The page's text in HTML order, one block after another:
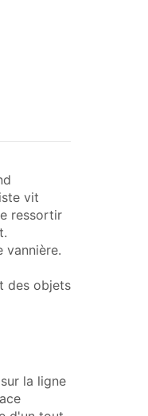
vit
ressortir
vannière.
des objets
la ligne